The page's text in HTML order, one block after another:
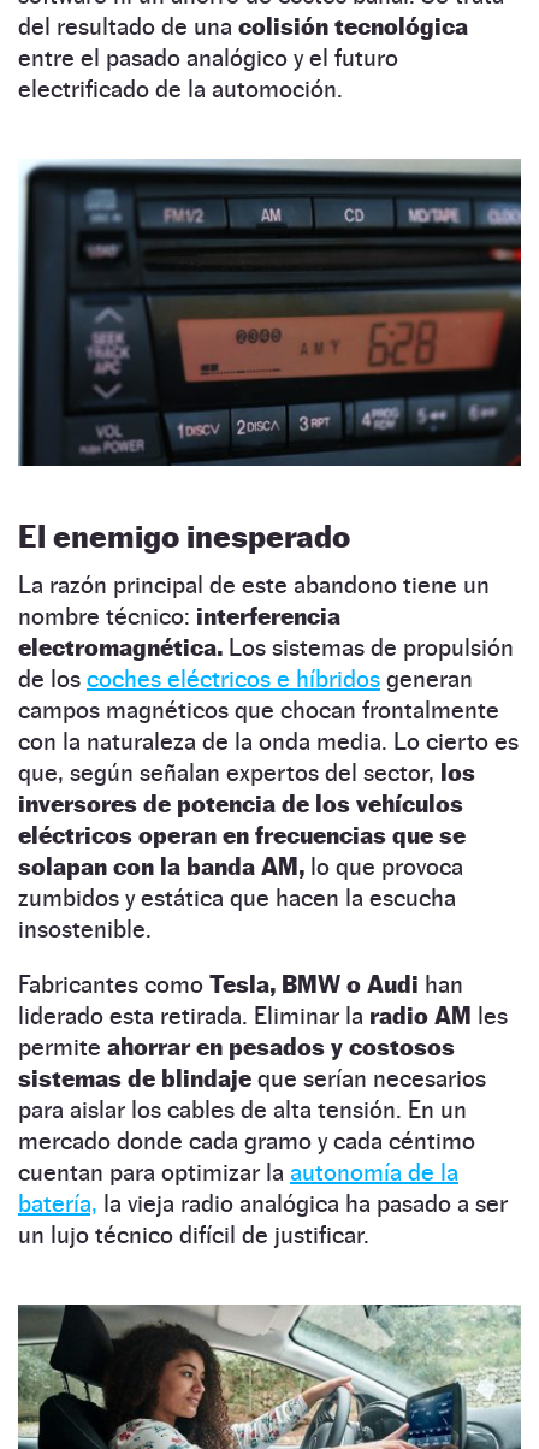
del resultado de una colisión tecnológica
entre el pasado analógico y el futuro
electrificado de la automoción.
El enemigo inesperado
La razón principal de este abandono tiene un
nombre técnico: interferencia
electromagnética. Los sistemas de propulsión
de los coches eléctricos e híbridos generan
campos magnéticos que chocan frontalmente
con la naturaleza de la onda media. Lo cierto es
que, según señalan expertos del sector, los
inversores de potencia de los vehículos
eléctricos operan en frecuencias que se
solapan con la banda AM, lo que provoca
zumbidos y estática que hacen la escucha
insostenible.
Fabricantes como Tesla, BMW o Audi han
liderado esta retirada. Eliminar la radio AM
les
permite ahorrar en pesados y costosos
sistemas de blindaje que serían necesarios
para aislar los cables de alta tensión. En un
mercado donde cada gramo y cada céntimo
cuentan para optimizar la autonomía de la
batería, la vieja radio analógica ha pasado a ser
un lujo técnico difícil de justificar.